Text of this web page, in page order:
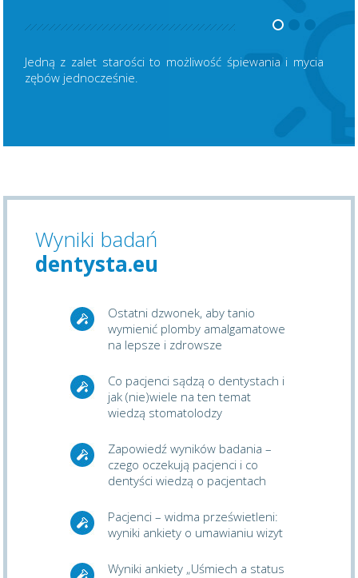
Jedną z zalet starości to możliwość śpiewania i mycia
zębów jednocześnie.
Wyniki badań
dentysta.eu
Ostatni dzwonek, aby tanio
wymienić plomby amalgamatowe
na lepsze i zdrowsze
Co pacjenci sądzą o dentystach i
jak (nie)wiele na ten temat
wiedzą stomatolodzy
Zapowiedź wyników badania –
czego oczekują pacjenci i co
dentyści wiedzą o pacjentach
Pacjenci – widma prześwietleni:
wyniki ankiety o umawianiu wizyt
Wyniki ankiety „Uśmiech a status